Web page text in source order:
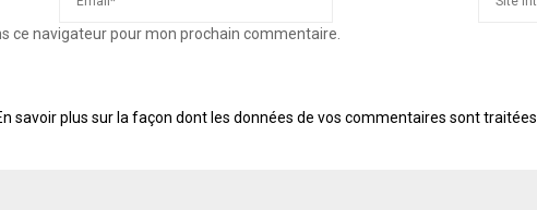
ce navigateur pour mon prochain commentaire.
savoir plus sur la façon dont les données de vos commentaires sont traitées